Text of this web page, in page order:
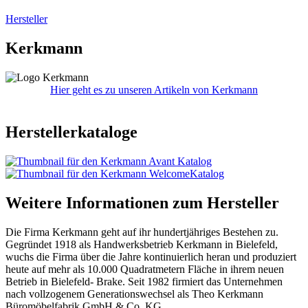
Hersteller
Kerkmann
Hier geht es zu unseren Artikeln von Kerkmann
Herstellerkataloge
Weitere Informationen zum Hersteller
Die Firma Kerkmann geht auf ihr hundertjähriges Bestehen zu.
Gegründet 1918 als Handwerksbetrieb Kerkmann in Bielefeld,
wuchs die Firma über die Jahre kontinuierlich heran und produziert
heute auf mehr als 10.000 Quadratmetern Fläche in ihrem neuen
Betrieb in Bielefeld- Brake. Seit 1982 firmiert das Unternehmen
nach vollzogenem Generationswechsel als Theo Kerkmann